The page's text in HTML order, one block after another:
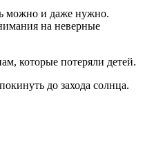
можно и даже нужно.
на неверные
которые потеряли детей.
до захода солнца.